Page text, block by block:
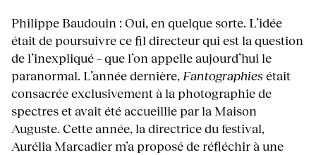
Philippe Baudouin : Oui, en quelque sorte. L’idée
était de poursuivre ce fil directeur qui est la question
de l’inexpliqué – que l’on appelle aujourd’hui le
paranormal. L’année dernière, Fantographiesétait
consacrée exclusivement à la photographie de
spectres et avait été accueillie par la Maison
Auguste. Cette année, la directrice du festival,
Aurélia Marcadier m’a proposé de réfléchir à une